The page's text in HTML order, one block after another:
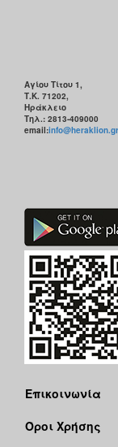
Αγίου Τίτου 1,
Τ.Κ. 71202,
Ηράκλειο
Τηλ.: 2813-409000
email:info@heraklion.gr
Επικοινωνία
Όροι Χρήσης